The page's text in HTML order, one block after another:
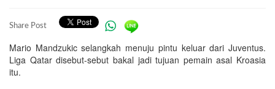
Share Post
Mario Mandzukic selangkah menuju pintu keluar dari Juventus.
Liga Qatar disebut-sebut bakal jadi tujuan pemain asal Kroasia
itu.